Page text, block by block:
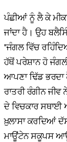
ਪੰਛੀਆਂ ਨੂੰ ਲੈ ਕੇ
ਜਾਂਦਾ ਹੈ। ਉਹ
''ਜੰਗਲ ਵਿੱਚ
ਹੱਥੋਂ ਪਰੇਸ਼ਾਨ ਹੋ
ਆਪਣਾ ਢਿੱਡ ਭਰਦਾ
ਰਾਤਰੀ ਰੰਗੀਨ ਜੀਵ
ਦੇ ਵਿਚਕਾਰ ਸਥਾਈ
ਖ਼ੁਲਾਸਾ ਕਰਦਿਆਂ
ਮਾਊਂਟੇਨ ਸਕੂਪਸ